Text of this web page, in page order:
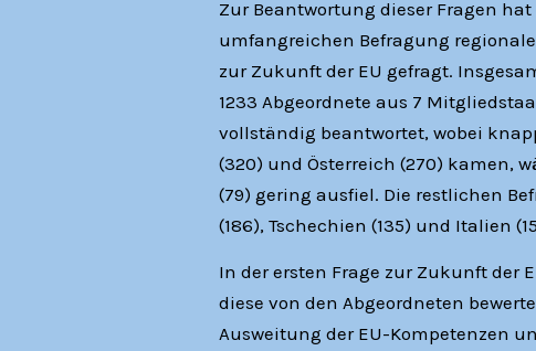
Zur Beantwortung dieser Fragen hat
umfangreichen Befragung
zur Zukunft der EU gefragt.
1233 Abgeordnete aus 7
vollständig beantwortet, wobei
(320) und Österreich (270) kamen,
(79) gering ausfiel. Die restlichen
(186), Tschechien (135) und Italien
In der ersten Frage zur Zukunft der
diese von den Abgeordneten
Ausweitung der EU-Kompetenzen